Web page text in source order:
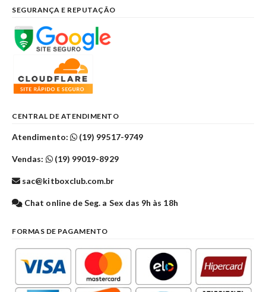
SEGURANÇA E REPUTAÇÃO
CENTRAL DE ATENDIMENTO
Atendimento: (19) 99517-9749
Vendas: (19) 99019-8929
sac@kitboxclub.com.br
Chat online de Seg. a Sex das 9h às 18h
FORMAS DE PAGAMENTO